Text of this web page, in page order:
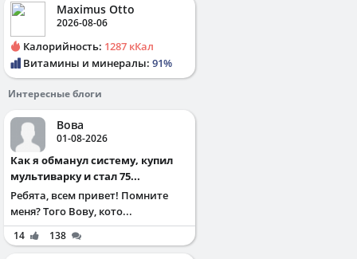
Maximus Otto
2026-08-06
Калорийность: 1287 кКал
Витамины и минералы: 91%
Интересные блоги
Вова
01-08-2026
Как я обманул систему, купил
мультиварку и стал 75...
Ребята, всем привет! Помните
меня? Того Вову, кото...
14 138